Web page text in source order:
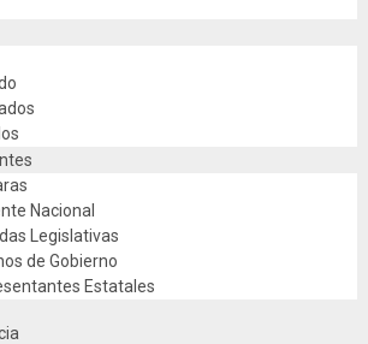
Nacional
Legislativas
de Gobierno
Estatales